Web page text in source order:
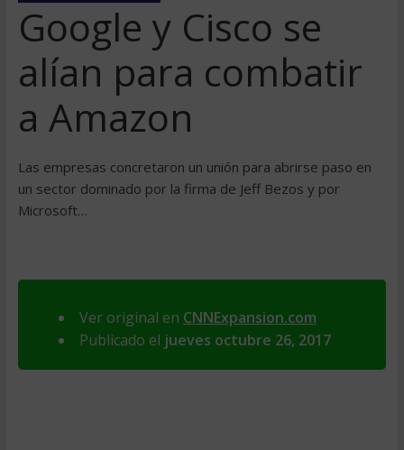
Google y Cisco se
alían para combatir
a Amazon
Las empresas concretaron un unión para abrirse paso en
un sector dominado por la firma de Jeff Bezos y por
Microsoft…
Ver original en CNNExpansion.com
Publicado el jueves octubre 26, 2017